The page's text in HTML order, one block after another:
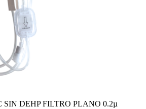
SIN DEHP FILTRO PLANO 0.2µ